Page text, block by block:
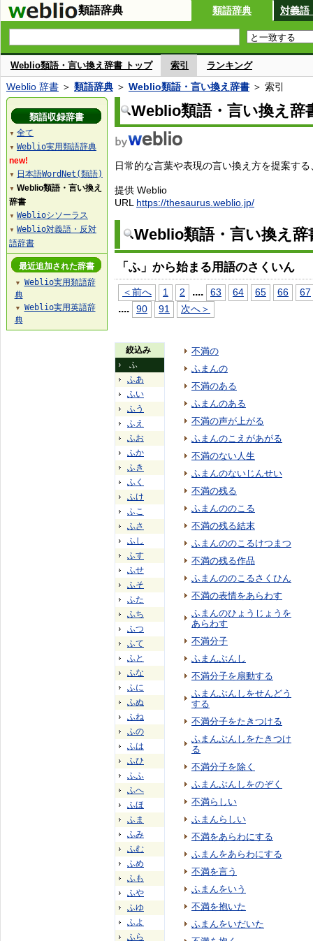
類語辞典 類語辞典 対義語
Weblio類語・言い換え辞書 トップ 索引 ランキング
Weblio 辞書 ＞ 類語辞典 ＞ Weblio類語・言い換え辞書 ＞ 索引
Weblio類語・言い換え辞
日常的な言葉や表現の言い換え方を提案す
提供 Weblio
URL https://thesaurus.weblio.jp/
Weblio類語・言い換え
「ふ」から始まる用語のさくいん
＜前へ 1 2 .... 63 64 65 66 67
.... 90 91 次へ＞
絞込み
ふ
ふあ
ふい
ふう
ふえ
ふお
ふか
ふき
ふく
ふけ
ふこ
ふさ
ふし
ふす
ふせ
ふそ
ふた
ふち
ふつ
ふて
ふと
ふな
ふに
ふぬ
ふね
ふの
ふは
ふひ
ふふ
ふへ
ふほ
ふま
ふみ
ふむ
ふめ
ふも
ふや
ふゆ
ふよ
ふら
不満の
ふまんの
不満のある
ふまんのある
不満の声が上がる
ふまんのこえがあがる
不満のない人生
ふまんのないじんせい
不満の残る
ふまんののこる
不満の残る結末
ふまんののこるけつまつ
不満の残る作品
ふまんののこるさくひん
不満の表情をあらわす
ふまんのひょうじょうを
あらわす
不満分子
ふまんぶんし
不満分子を扇動する
ふまんぶんしをせんどう
する
不満分子をたきつける
ふまんぶんしをたきつけ
る
不満分子を除く
ふまんぶんしをのぞく
不満らしい
ふまんらしい
不満をあらわにする
ふまんをあらわにする
不満を言う
ふまんをいう
不満を抱いた
ふまんをいだいた
類語収録辞書
▼ 全て
▼ Weblio実用類語辞典
new!
▼ 日本語WordNet(類語)
▼ Weblio類語・言い換え
辞書
▼ Weblioシソーラス
▼ Weblio対義語・反対
語辞書
最近追加された辞書
▼
Weblio実用類語辞
典
▼
Weblio実用英語辞
典